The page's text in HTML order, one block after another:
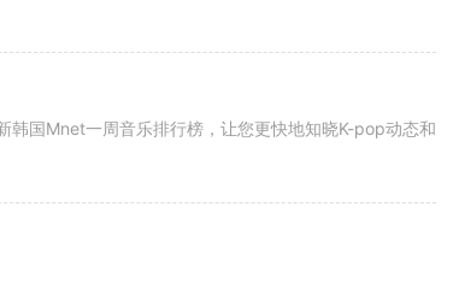
国Mnet一周音乐排行榜，让您更快地知晓K-pop动态和